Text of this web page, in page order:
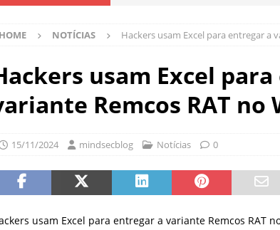
[ 06/08/2026 ] América Latina é a
industriais
NOTÍCIAS
IA amplia desafio de
NOTÍCIAS
[ 06/08/2026 ]
[ 06/08/2026 ]
Sem guardrails, a
HOME NOTÍCIAS Hackers usam Excel para entregar a
usam Excel
Remcos RAT no
15/11/2024 mindsecblog Notícias 0
usam Excel para entregar a variante Remcos RAT